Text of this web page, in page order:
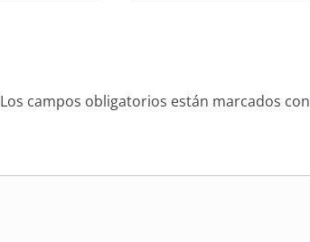
Los campos obligatorios están marcados con